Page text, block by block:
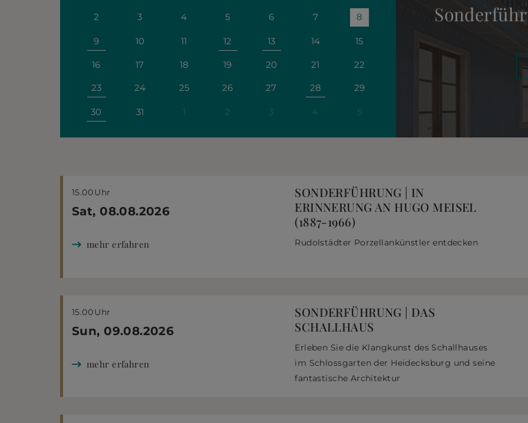
2 3 4 5 6 7 8
9 10 11 12 13 14 15
16 17 18 19 20 21 22
23 24 25 26 27 28 29
30 31 1 2 3 4 5
15.00Uhr
Sat, 08.08.2026
mehr erfahren
SONDERFÜHRUNG | IN
ERINNERUNG AN HUGO MEISEL
(1887-1966)
Rudolstädter Porzellankünstler entdecken
15.00Uhr
Sun, 09.08.2026
mehr erfahren
SONDERFÜHRUNG | DAS
SCHALLHAUS
Erleben Sie die Klangkunst des Schallhauses
im Schlossgarten der Heidecksburg und seine
fantastische Architektur